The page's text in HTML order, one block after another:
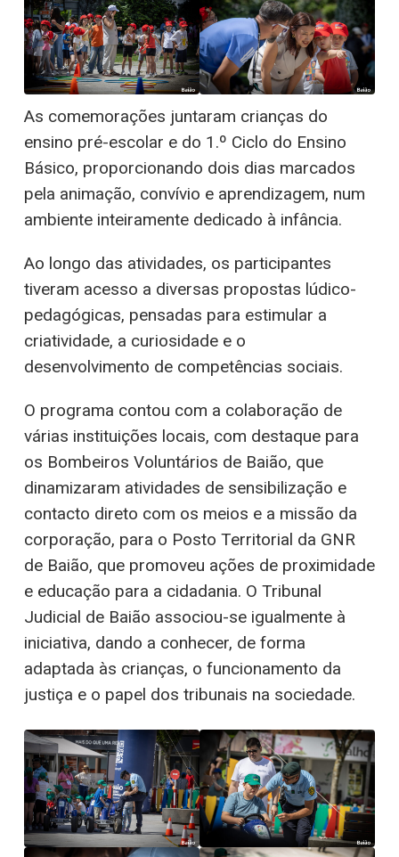
As comemorações juntaram crianças do
ensino pré-escolar e do 1.º Ciclo do Ensino
Básico, proporcionando dois dias marcados
pela animação, convívio e aprendizagem, num
ambiente inteiramente dedicado à infância.
Ao longo das atividades, os participantes
tiveram acesso a diversas propostas lúdico-
pedagógicas, pensadas para estimular a
criatividade, a curiosidade e o
desenvolvimento de competências sociais.
O programa contou com a colaboração de
várias instituições locais, com destaque para
os Bombeiros Voluntários de Baião, que
dinamizaram atividades de sensibilização e
contacto direto com os meios e a missão da
corporação, para o Posto Territorial da GNR
de Baião, que promoveu ações de proximidade
e educação para a cidadania. O Tribunal
Judicial de Baião associou-se igualmente à
iniciativa, dando a conhecer, de forma
adaptada às crianças, o funcionamento da
justiça e o papel dos tribunais na sociedade.